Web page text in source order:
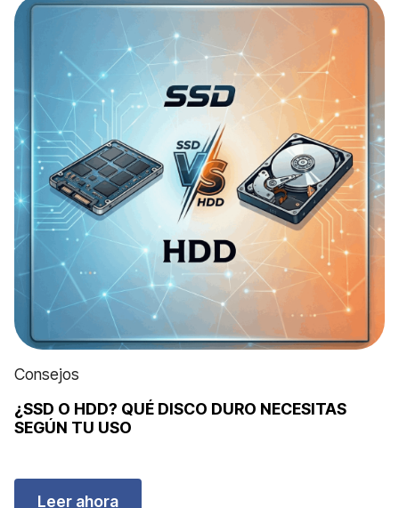
Consejos
¿SSD O HDD? QUÉ DISCO DURO NECESITAS
SEGÚN TU USO
Leer ahora